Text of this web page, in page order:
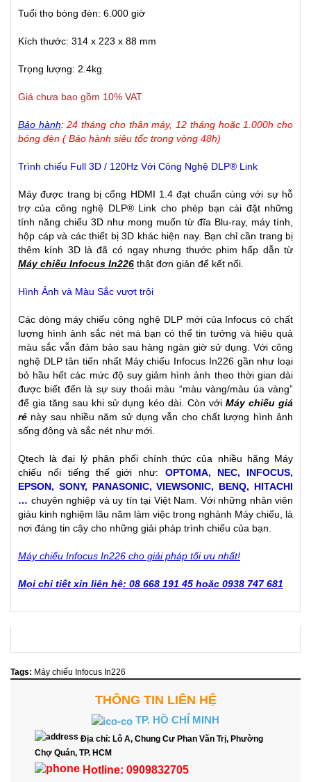
Tuổi thọ bóng đèn: 6.000 giờ
Kích thước: 314 x 223 x 88 mm
Trọng lượng: 2.4kg
Giá chưa bao gồm 10% VAT
Bảo hành:24 tháng cho thân máy, 12 tháng hoặc 1.000h cho
bóng đèn ( Bảo hành siêu tốc trong vòng 48h)
Trình chiếu Full 3D / 120Hz Với Công Nghệ DLP® Link
Máy được trang bị cổng HDMI 1.4 đạt chuẩn cùng với sự hỗ
trợ của công nghệ DLP® Link cho phép bạn cài đặt những
tính năng chiếu 3D như mong muốn từ đĩa Blu-ray, máy tính,
hộp cáp và các thiết bị 3D khác hiện nay. Bạn chỉ cần trang bị
thêm kính 3D là đã có ngay nhưng thước phim hấp dẫn từ
Máy chiếu Infocus In226 thật đơn giản để kết nối.
Hình Ảnh và Màu Sắc vượt trội
Các dòng máy chiếu công nghệ DLP mới của Infocus có chất
lượng hình ảnh sắc nét mà bạn có thể tin tưởng và hiệu quả
màu sắc vẫn đảm bảo sau hàng ngàn giờ sử dụng. Với công
nghệ DLP tân tiến nhất Máy chiếu Infocus In226 gần như loại
bỏ hầu hết các mức độ suy giảm hình ảnh theo thời gian dài
được biết đến là sự suy thoái màu “màu vàng/màu úa vàng”
để gia tăng sau khi sử dụng kéo dài. Còn với Máy chiếu giá
rẻ này sau nhiều năm sử dụng vẫn cho chất lượng hình ảnh
sống động và sắc nét như mới.
Qtech là đại lý phân phối chính thức của nhiều hãng Máy
chiếu nổi tiếng thế giới như: OPTOMA, NEC, INFOCUS,
EPSON, SONY, PANASONIC, VIEWSONIC, BENQ, HITACHI
… chuyên nghiệp và uy tín tại Việt Nam. Với những nhân viên
giàu kinh nghiệm lâu năm làm việc trong nghành Máy chiếu, là
nơi đáng tin cậy cho những giải pháp trình chiếu của bạn.
Máy chiếu Infocus In226 cho giải pháp tối ưu nhất!
Mọi chi tiết xin liên hệ: 08 668 191 45 hoặc 0938 747 681
Tags: Máy chiếu Infocus In226
THÔNG TIN LIÊN HỆ
TP. HỒ CHÍ MINH
Địa chỉ: Lô A, Chung Cư Phan Văn Trị, Phường
Chợ Quán, TP. HCM
Hotline: 0909832705